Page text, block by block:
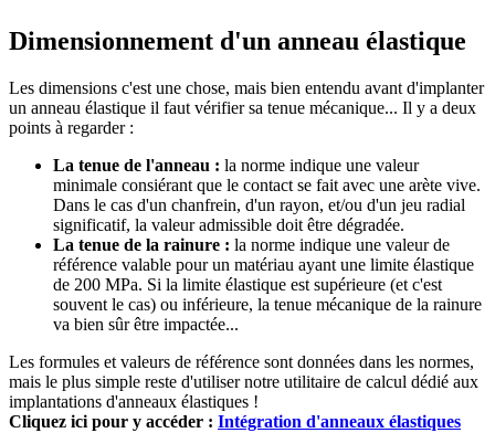
Dimensionnement d'un anneau élastique
Les dimensions c'est une chose, mais bien entendu avant d'implanter
un anneau élastique il faut vérifier sa tenue mécanique... Il y a deux
points à regarder :
La tenue de l'anneau : la norme indique une valeur
minimale consiérant que le contact se fait avec une arète vive.
Dans le cas d'un chanfrein, d'un rayon, et/ou d'un jeu radial
significatif, la valeur admissible doit être dégradée.
La tenue de la rainure : la norme indique une valeur de
référence valable pour un matériau ayant une limite élastique
de 200 MPa. Si la limite élastique est supérieure (et c'est
souvent le cas) ou inférieure, la tenue mécanique de la rainure
va bien sûr être impactée...
Les formules et valeurs de référence sont données dans les normes,
mais le plus simple reste d'utiliser notre utilitaire de calcul dédié aux
implantations d'anneaux élastiques !
Cliquez ici pour y accéder : Intégration d'anneaux élastiques